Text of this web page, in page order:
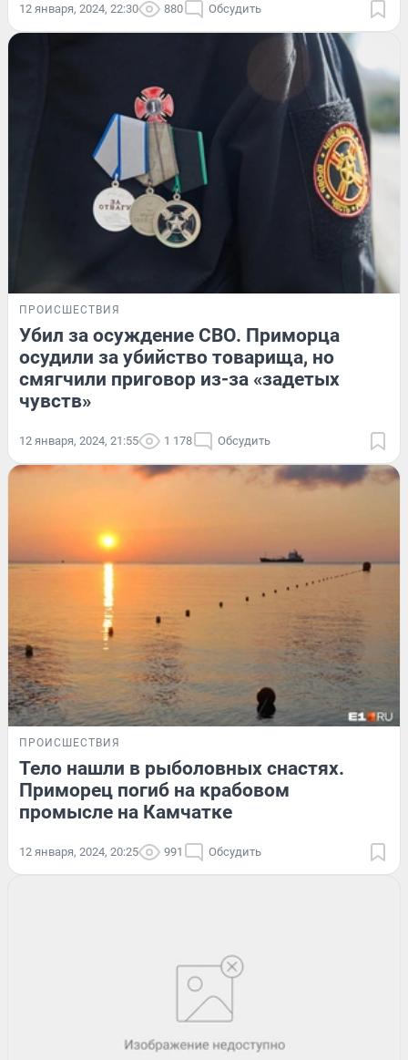
12 января, 2024, 22:30 880 Обсудить
ПРОИСШЕСТВИЯ
Убил за осуждение СВО. Приморца
осудили за убийство товарища, но
смягчили приговор из-за «задетых
чувств»
12 января, 2024, 21:55 1 178 Обсудить
ПРОИСШЕСТВИЯ
Тело нашли в рыболовных снастях.
Приморец погиб на крабовом
промысле на Камчатке
12 января, 2024, 20:25 991 Обсудить